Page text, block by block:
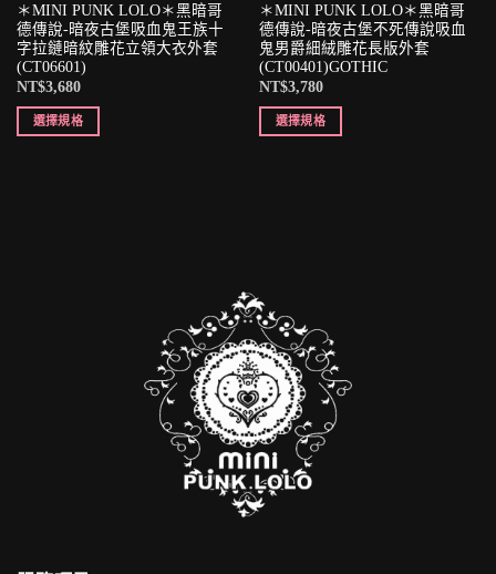
＊MINI PUNK LOLO＊黑暗哥
德傳說-暗夜古堡吸血鬼王族十
字拉鏈暗紋雕花立領大衣外套
(CT06601)
NT$3,680
選擇規格
＊MINI PUNK LOLO＊黑暗哥
德傳說-暗夜古堡不死傳說吸血
鬼男爵細絨雕花長版外套
(CT00401)GOTHIC
NT$3,780
選擇規格